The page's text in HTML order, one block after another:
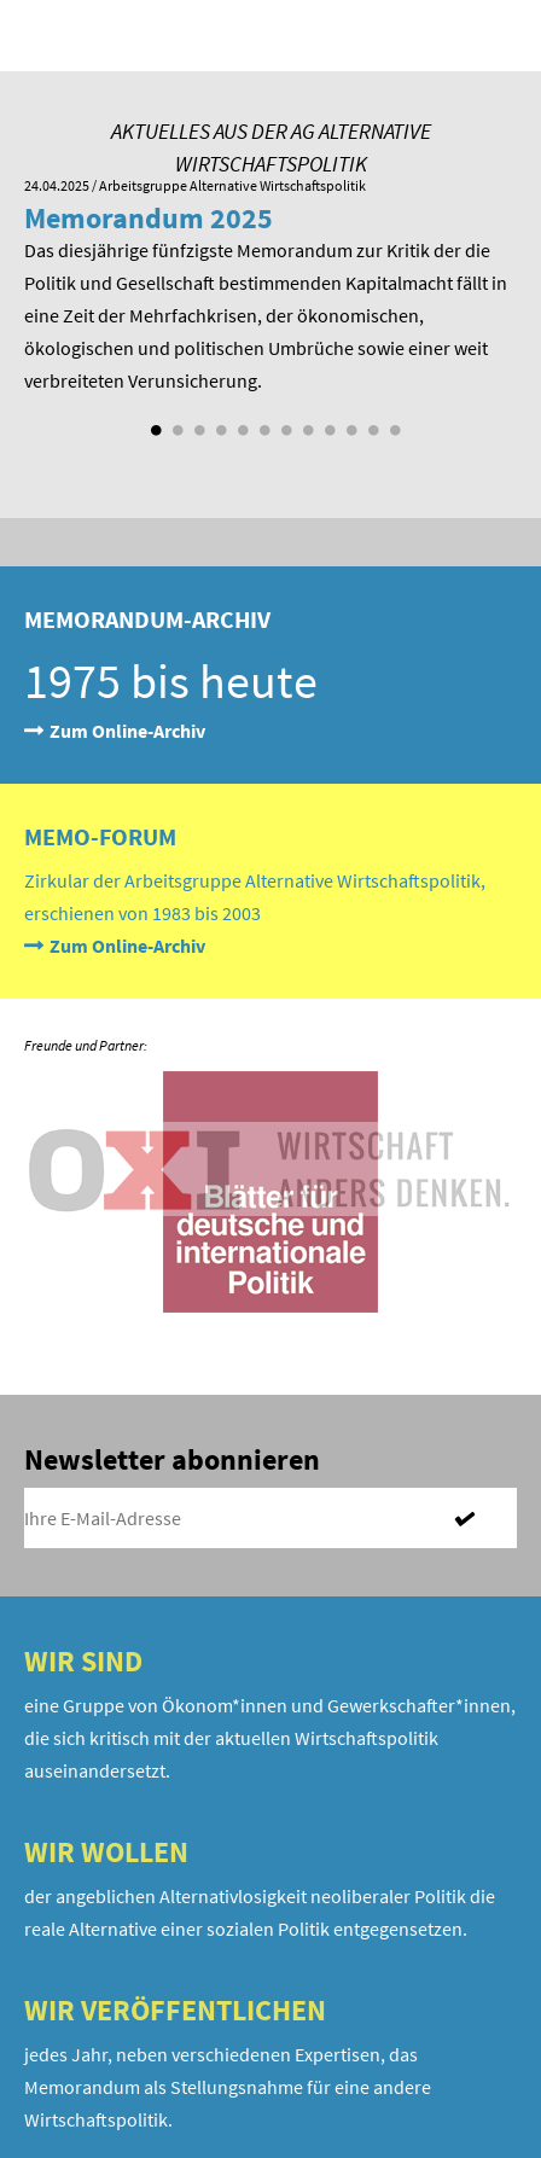
Kontakt
Termine
Newsletter
AKTUELLES AUS DER AG ALTERNATIVE
WIRTSCHAFTSPOLITIK
24.04.2025 / Arbeitsgruppe Alternative Wirtschaftspolitik
Memorandum 2025
Das diesjährige fünfzigste Memorandum zur Kritik der die
Politik und Gesellschaft bestimmenden Kapitalmacht fällt in
eine Zeit der Mehrfachkrisen, der ökonomischen,
ökologischen und politischen Umbrüche sowie einer weit
verbreiteten Verunsicherung.
MEMORANDUM-ARCHIV
1975 bis heute
Zum Online-Archiv
MEMO-FORUM
Zirkular der Arbeitsgruppe Alternative Wirtschaftspolitik,
erschienen von 1983 bis 2003
Zum Online-Archiv
Newsletter abonnieren
WIR SIND
eine Gruppe von Ökonom*innen und Gewerkschafter*innen,
die sich kritisch mit der aktuellen Wirtschaftspolitik
auseinandersetzt.
WIR WOLLEN
der angeblichen Alternativlosigkeit neoliberaler Politik die
reale Alternative einer sozialen Politik entgegensetzen.
WIR VERÖFFENTLICHEN
jedes Jahr, neben verschiedenen Expertisen, das
Memorandum als Stellungsnahme für eine andere
Wirtschaftspolitik.